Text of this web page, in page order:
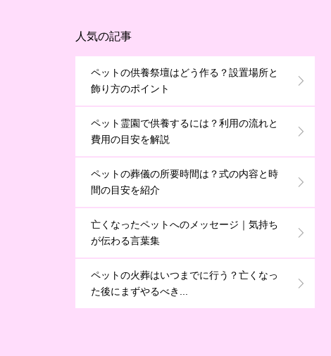
人気の記事
ペットの供養祭壇はどう作る？設置場所と
飾り方のポイント
ペット霊園で供養するには？利用の流れと
費用の目安を解説
ペットの葬儀の所要時間は？式の内容と時
間の目安を紹介
亡くなったペットへのメッセージ｜気持ち
が伝わる言葉集
ペットの火葬はいつまでに行う？亡くなっ
た後にまずやるべき...